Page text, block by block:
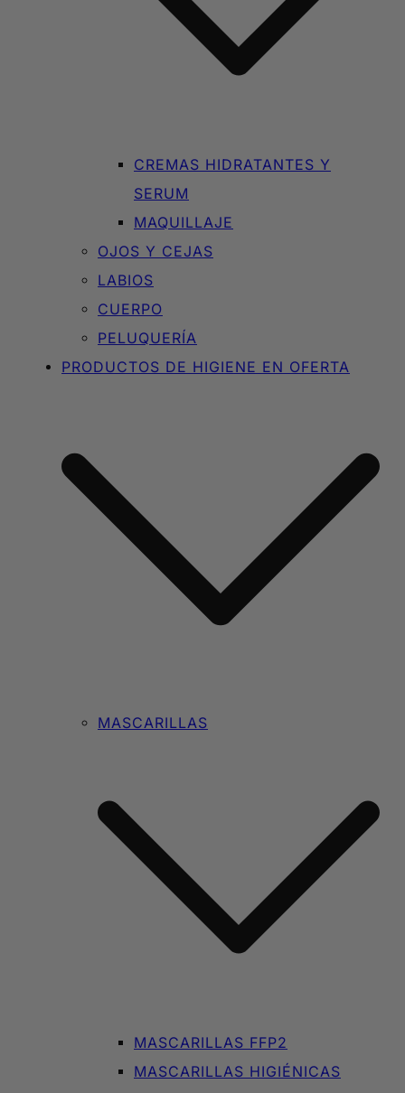
CREMAS HIDRATANTES Y
SERUM
MAQUILLAJE
OJOS Y CEJAS
LABIOS
CUERPO
PELUQUERÍA
PRODUCTOS DE HIGIENE EN OFERTA
MASCARILLAS
MASCARILLAS FFP2
MASCARILLAS HIGIÉNICAS